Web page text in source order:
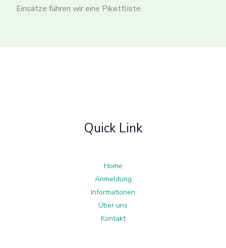
Einsätze führen wir eine Pikettliste.
Quick Link
Home
Anmeldung
Informationen
Über uns
Kontakt